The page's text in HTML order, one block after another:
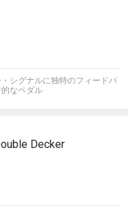
シグナルに独特のフィードバ
なペダル
Decker